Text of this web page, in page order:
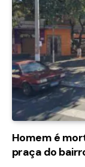
Homem é
praça do